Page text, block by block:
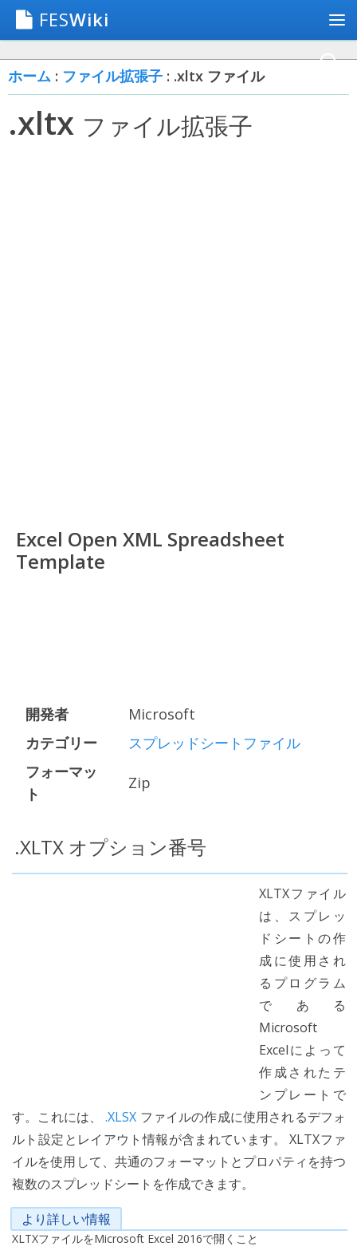
FESWiki
ホーム : ファイル拡張子 : .xltx ファイル
.xltx ファイル拡張子
Excel Open XML Spreadsheet
Template
開発者
Microsoft
カテゴリー
スプレッドシートファイル
フォーマッ
ト
Zip
.XLTX オプション番号
XLTXファイル
は、スプレッ
ドシートの作
成に使用され
るプログラム
である
Microsoft
Excelによって
作成されたテ
ンプレートで
す。これには、.XLSX ファイルの作成に使用されるデフォ
ルト設定とレイアウト情報が含まれています。 XLTXファ
イルを使用して、共通のフォーマットとプロパティを持つ
複数のスプレッドシートを作成できます。
より詳しい情報
XLTXファイルをMicrosoft Excel 2016で開くこと